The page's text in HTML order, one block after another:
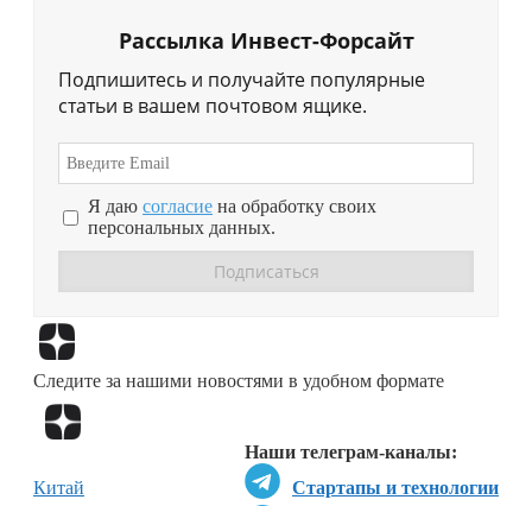
Рассылка Инвест-Форсайт
Подпишитесь и получайте популярные
статьи в вашем почтовом ящике.
Я даю согласие на обработку своих
персональных данных.
Следите за нашими новостями в удобном формате
Наши телеграм-каналы:
Стартапы и технологии
Китай